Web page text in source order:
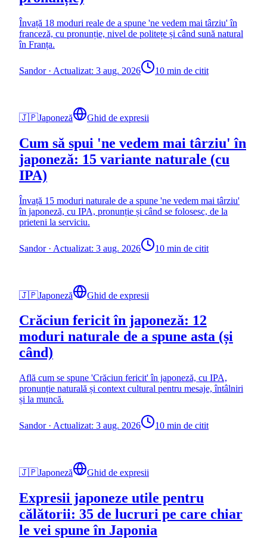
Învață 18 moduri reale de a spune 'ne vedem mai târziu' în
franceză, cu pronunție, nivel de politețe și când sună natural
în Franța.
Sandor· Actualizat: 3 aug. 2026 10 min de citit
🇯🇵Japoneză Ghid de expresii
Cum să spui 'ne vedem mai târziu' în
japoneză: 15 variante naturale (cu
IPA)
Învață 15 moduri naturale de a spune 'ne vedem mai târziu'
în japoneză, cu IPA, pronunție și când se folosesc, de la
prieteni la serviciu.
Sandor· Actualizat: 3 aug. 2026 10 min de citit
🇯🇵Japoneză Ghid de expresii
Crăciun fericit în japoneză: 12
moduri naturale de a spune asta (și
când)
Află cum se spune 'Crăciun fericit' în japoneză, cu IPA,
pronunție naturală și context cultural pentru mesaje, întâlniri
și la muncă.
Sandor· Actualizat: 3 aug. 2026 10 min de citit
🇯🇵Japoneză Ghid de expresii
Expresii japoneze utile pentru
călătorii: 35 de lucruri pe care chiar
le vei spune în Japonia